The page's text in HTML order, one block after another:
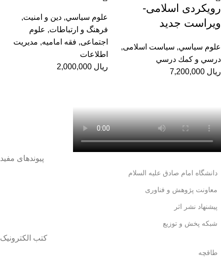
رویکردی اسلامی-
ویراست جدید
علوم سياسي, سیاست اسلامی,
درسي و كمك درسي
ریال
علوم سياسي, دین و امنیت,
فرهنگ و ارتباطات, علوم
اجتماعی, فقه امامیه, مدیریت
اطلاعات
ریال
پیوندهای مفید
دانشگاه امام صادق علیه السلام
معاونت پژوهش و فناوری
پیشنهاد نشر اثر
شبکه پخش و توزیع
کتب الکترونیک
طاقچه